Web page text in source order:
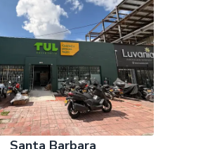
Santa Barbara